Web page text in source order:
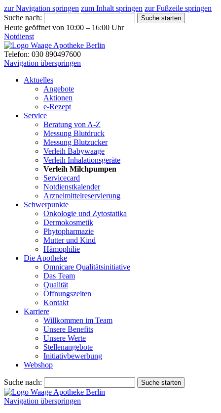
zur Navigation springen zum Inhalt springen zur Fußzeile springen
Suche nach:
Suche starten
Heute geöffnet von 10:00 – 16:00 Uhr
Notdienst
Telefon: 030 890497600
Navigation überspringen
Aktuelles
Angebote
Aktionen
e-Rezept
Service
Beratung von A-Z
Messung Blutdruck
Messung Blutzucker
Verleih Babywaage
Verleih Inhalationsgeräte
Verleih Milchpumpen
Servicecard
Notdienstkalender
Arzneimittelreservierung
Schwerpunkte
Onkologie und Zytostatika
Dermokosmetik
Phytopharmazie
Mutter und Kind
Hämophilie
Die Apotheke
Omnicare Qualitätsinitiative
Das Team
Qualität
Öffnungszeiten
Kontakt
Karriere
Willkommen im Team
Unsere Benefits
Unsere Werte
Stellenangebote
Initiativbewerbung
Webshop
Suche nach: Suche starten
Navigation überspringen